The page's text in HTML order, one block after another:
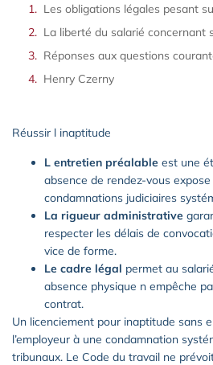
Réponses aux questions
Henry Czerny
Réussir l inaptitude
L entretien préalable est une
absence de rendez-vous
condamnations judiciaires
La rigueur administrative
respecter les délais de
vice de forme.
Le cadre légal permet au
absence physique n empêche
contrat.
Un licenciement pour inaptitude sans
l’employeur à une condamnation
tribunaux. Le Code du travail ne